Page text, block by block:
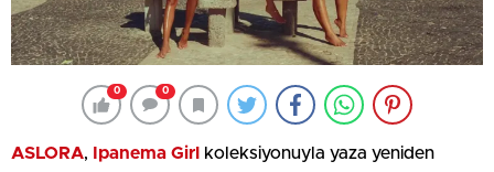
0 0
ASLORA, Ipanema Girl
koleksiyonuyla yaza yeniden